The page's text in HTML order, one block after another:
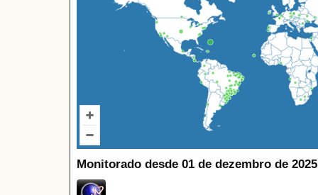
Monitorado desde 01 de dezembro de